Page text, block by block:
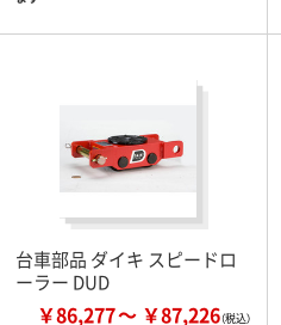
台車部品 ダイキ スピードロ
ーラー DUD
￥86,277 ￥87,226